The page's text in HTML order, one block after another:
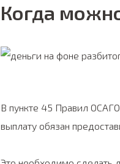
Когда
В пункте 45 Правил
выплату обязан